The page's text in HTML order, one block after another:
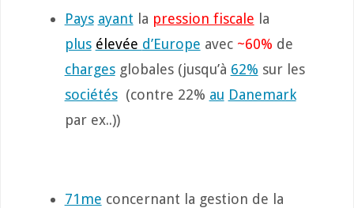
Pays ayant la pression fiscale la
plus élevée d’Europe avec ~60% de
chargesglobales (jusqu’à 62% sur les
sociétés(contre 22% au Danemark
par ex..))
71me concernant la gestion de la